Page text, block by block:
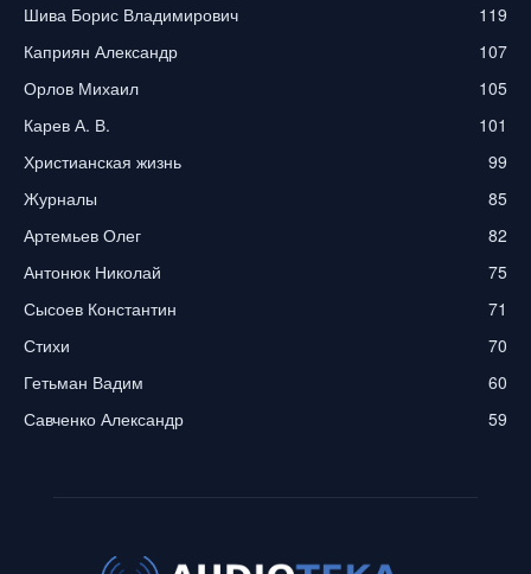
Шива Борис Владимирович
119
Каприян Александр
107
Орлов Михаил
105
Карев А. В.
101
Христианская жизнь
99
Журналы
85
Артемьев Олег
82
Антонюк Николай
75
Сысоев Константин
71
Стихи
70
Гетьман Вадим
60
Савченко Александр
59